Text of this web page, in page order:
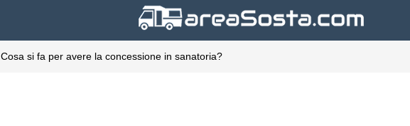
Cosa si fa per avere la concessione in sanatoria?